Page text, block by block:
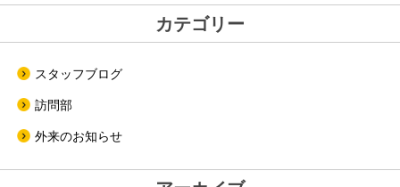
カテゴリー
スタッフブログ
訪問部
外来のお知らせ